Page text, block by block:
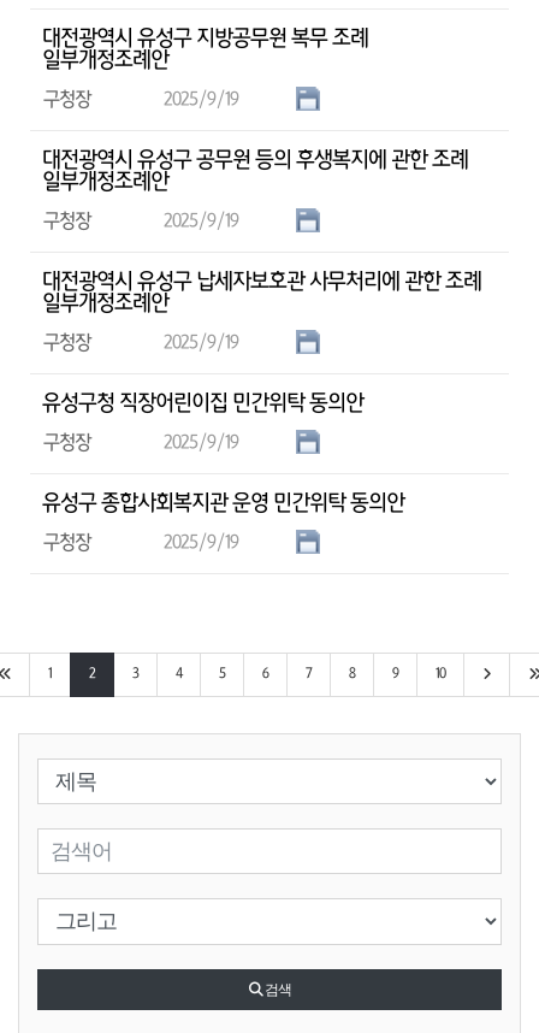
대전광역시 유성구 지방공무원 복무 조례
일부개정조례안
구청장 2025/9/19
대전광역시 유성구 공무원 등의 후생복지에 관한 조례
일부개정조례안
구청장 2025/9/19
대전광역시 유성구 납세자보호관 사무처리에 관한 조례
일부개정조례안
구청장 2025/9/19
유성구청 직장어린이집 민간위탁 동의안
구청장 2025/9/19
유성구 종합사회복지관 운영 민간위탁 동의안
구청장 2025/9/19
처음 페이지로 이동
1 2 3 4 5 6 7 8 9 10 다음 10
검색